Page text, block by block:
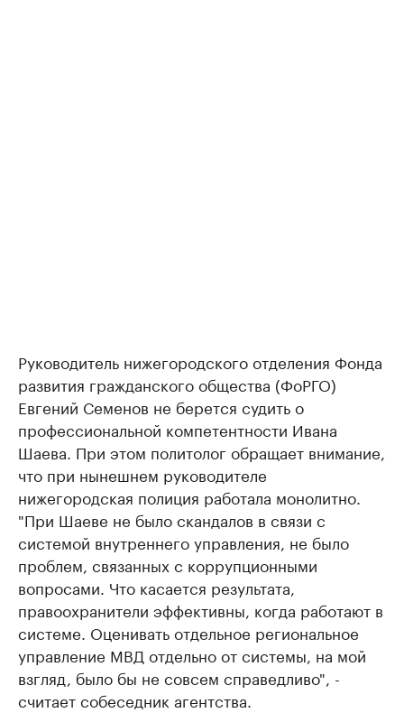
Руководитель нижегородского отделения Фонда
развития гражданского общества (ФоРГО)
Евгений Семенов не берется судить о
профессиональной компетентности Ивана
Шаева. При этом политолог обращает внимание,
что при нынешнем руководителе
нижегородская полиция работала монолитно.
"При Шаеве не было скандалов в связи с
системой внутреннего управления, не было
проблем, связанных с коррупционными
вопросами. Что касается результата,
правоохранители эффективны, когда работают в
системе. Оценивать отдельное региональное
управление МВД отдельно от системы, на мой
взгляд, было бы не совсем справедливо", -
считает собеседник агентства.